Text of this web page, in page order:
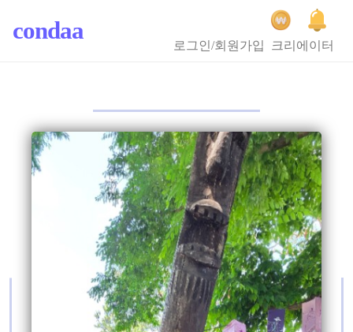
condaa
로그인/회원가입 크리에이터